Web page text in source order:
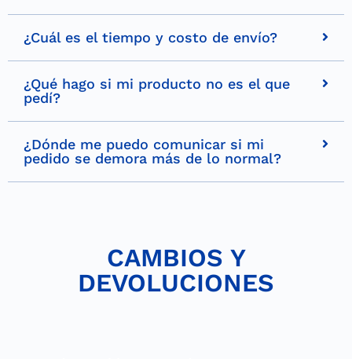
¿Cuál es el tiempo y costo de envío?
¿Qué hago si mi producto no es el que
pedí?
¿Dónde me puedo comunicar si mi
pedido se demora más de lo normal?
CAMBIOS Y
DEVOLUCIONES